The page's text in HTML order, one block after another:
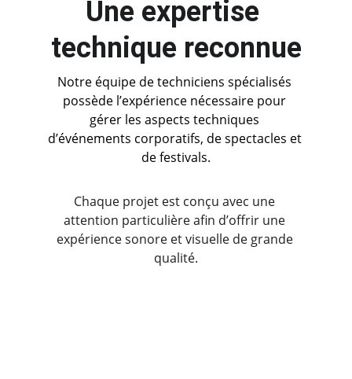
Une expertise
technique reconnue
Notre équipe de techniciens spécialisés
possède l’expérience nécessaire pour
gérer les aspects techniques
d’événements corporatifs, de spectacles et
de festivals.
Chaque projet est conçu avec une
attention particulière afin d’offrir une
expérience sonore et visuelle de grande
qualité.